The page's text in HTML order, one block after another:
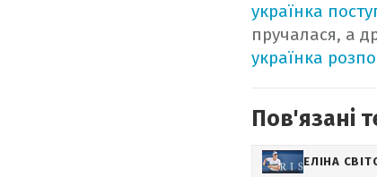
українка
пручалася, а
українка
Пов'язані
ЕЛІНА